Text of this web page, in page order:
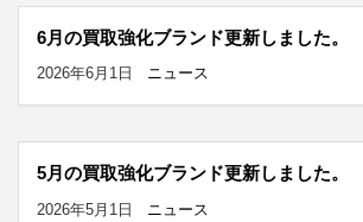
6月の買取強化ブランド更新しました。
2026年6月1日 ニュース
5月の買取強化ブランド更新しました。
2026年5月1日 ニュース